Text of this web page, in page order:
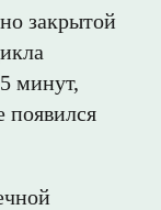
закрытой
минут,
появился